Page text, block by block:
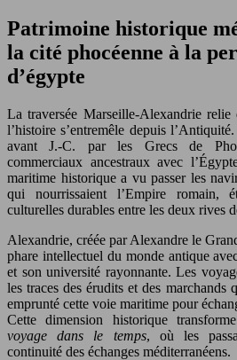
Patrimoine historique
la cité phocéenne à la
d’égypte
La traversée Marseille-Alexandrie
l’histoire s’entremêle depuis
avant J.-C. par les Grecs de
commerciaux ancestraux avec
maritime historique a vu passer les
qui nourrissaient l’Empire romain,
culturelles durables entre les deux rives
Alexandrie, créée par Alexandre le
phare intellectuel du monde antique
et son université rayonnante. Les
les traces des érudits et des marchands
emprunté cette voie maritime pour
Cette dimension historique
voyage dans le temps, où les
continuité des échanges méditerranéens.